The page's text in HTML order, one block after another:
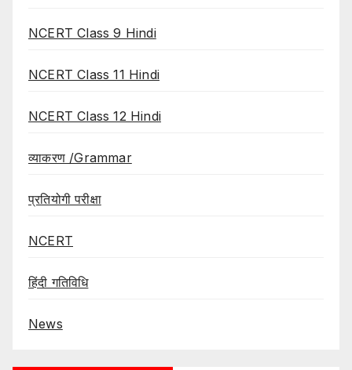
NCERT Class 9 Hindi
NCERT Class 11 Hindi
NCERT Class 12 Hindi
व्याकरण /Grammar
प्रतियोगी परीक्षा
NCERT
हिंदी गतिविधि
News